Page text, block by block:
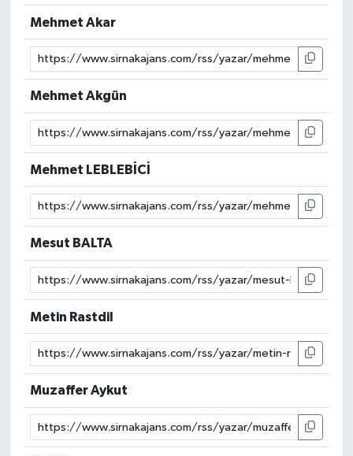
Mehmet Akar
Mehmet Akgün
Mehmet LEBLEBİCİ
Mesut BALTA
Metin Rastdil
Muzaffer Aykut